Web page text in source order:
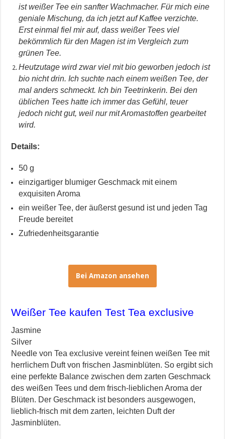
ist weißer Tee ein sanfter Wachmacher. Für mich eine
geniale Mischung, da ich jetzt auf Kaffee verzichte.
Erst einmal fiel mir auf, dass weißer Tees viel
bekömmlich für den Magen ist im Vergleich zum
grünen Tee.
Heutzutage wird zwar viel mit bio geworben jedoch ist
bio nicht drin. Ich suchte nach einem weißen Tee, der
mal anders schmeckt. Ich bin Teetrinkerin. Bei den
üblichen Tees hatte ich immer das Gefühl, teuer
jedoch nicht gut, weil nur mit Aromastoffen gearbeitet
wird.
Details:
50 g
einzigartiger blumiger Geschmack mit einem
exquisiten Aroma
ein weißer Tee, der äußerst gesund ist und jeden Tag
Freude bereitet
Zufriedenheitsgarantie
Bei Amazon ansehen
Weißer Tee kaufen Test Tea exclusive
Jasmine
Silver
Needle von Tea exclusive vereint feinen weißen Tee mit
herrlichem Duft von frischen Jasminblüten. So ergibt sich
eine perfekte Balance zwischen dem zarten Geschmack
des weißen Tees und dem frisch-lieblichen Aroma der
Blüten. Der Geschmack ist besonders ausgewogen,
lieblich-frisch mit dem zarten, leichten Duft der
Jasminblüten.